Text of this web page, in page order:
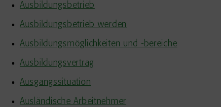
Ausbildungsbetrieb
Ausbildungsbetrieb werden
Ausbildungsmöglichkeiten und -bereiche
Ausbildungsvertrag
Ausgangssituation
Ausländische Arbeitnehmer